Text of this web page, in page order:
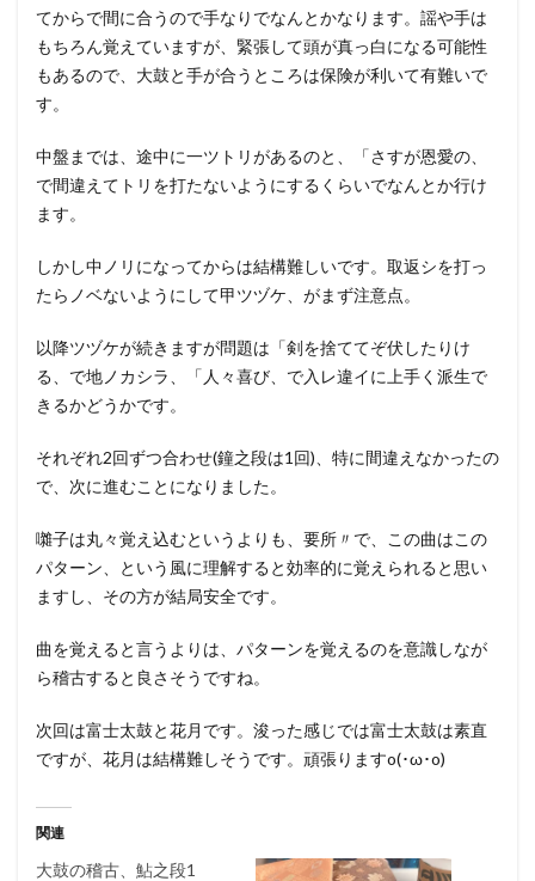
てからで間に合うので手なりでなんとかなります。謡や手は
もちろん覚えていますが、緊張して頭が真っ白になる可能性
もあるので、大鼓と手が合うところは保険が利いて有難いで
す。
中盤までは、途中に一ツトリがあるのと、「さすが恩愛の、
で間違えてトリを打たないようにするくらいでなんとか行け
ます。
しかし中ノリになってからは結構難しいです。取返シを打っ
たらノベないようにして甲ツヅケ、がまず注意点。
以降ツヅケが続きますが問題は「剣を捨ててぞ伏したりけ
る、で地ノカシラ、「人々喜び、で入レ違イに上手く派生で
きるかどうかです。
それぞれ2回ずつ合わせ(鐘之段は1回)、特に間違えなかったの
で、次に進むことになりました。
囃子は丸々覚え込むというよりも、要所〃で、この曲はこの
パターン、という風に理解すると効率的に覚えられると思い
ますし、その方が結局安全です。
曲を覚えると言うよりは、パターンを覚えるのを意識しなが
ら稽古すると良さそうですね。
次回は富士太鼓と花月です。浚った感じでは富士太鼓は素直
ですが、花月は結構難しそうです。頑張りますo(･ω･o)
関連
大鼓の稽古、鮎之段1